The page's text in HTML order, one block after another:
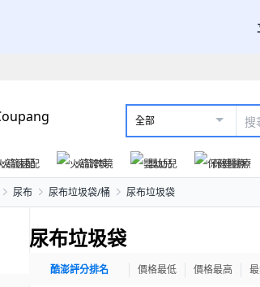
全部
火箭速配
火箭跨境 嬰幼兒 保健醫療
尿布 尿布垃圾袋/桶 尿布垃圾袋
尿布垃圾袋
酷澎評分排名 價格最低 價格最高